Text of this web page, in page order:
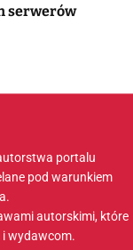
serwerów
portalu
pod warunkiem
autorskimi, które
i wydawcom.